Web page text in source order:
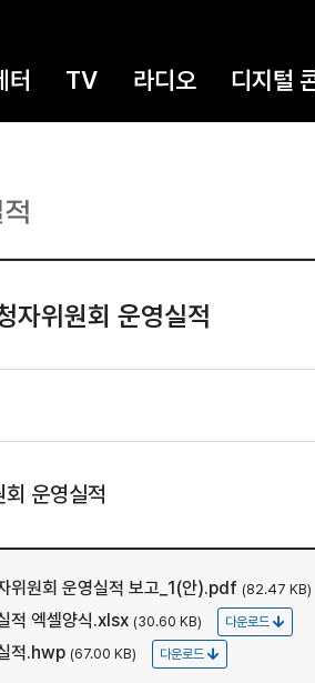
터 TV 라디오 디지털
위원회 운영실적
운영실적
위원회 운영실적 보고_1(안).pdf (82.47 KB)
적 엑셀양식.xlsx (30.60 KB) 다운로드
적.hwp (67.00 KB) 다운로드